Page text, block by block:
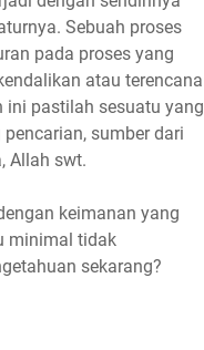
Sebuah proses
pada proses yang
atau terencana
ini pastilah sesuatu yang
sumber dari
Allah swt.
keimanan yang
minimal tidak
sekarang?